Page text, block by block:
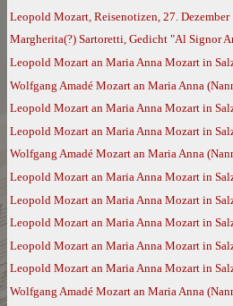
Leopold Mozart, Reisenotizen, 27. Dezember
Margherita(?) Sartoretti, Gedicht "Al Signor
Leopold Mozart an Maria Anna Mozart in
Wolfgang Amadé Mozart an Maria Anna
Leopold Mozart an Maria Anna Mozart in
Leopold Mozart an Maria Anna Mozart in
Wolfgang Amadé Mozart an Maria Anna
Leopold Mozart an Maria Anna Mozart in
Leopold Mozart an Maria Anna Mozart in
Leopold Mozart an Maria Anna Mozart in
Leopold Mozart an Maria Anna Mozart in
Leopold Mozart an Maria Anna Mozart in
Wolfgang Amadé Mozart an Maria Anna